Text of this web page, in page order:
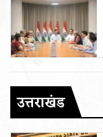
उत्तराखंड